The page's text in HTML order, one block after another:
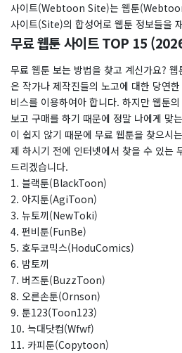
사이트(Webtoon Site)는 웹툰
사이트(Site)의 합성어로 웹툰 정보들을
무료 웹툰 사이트 TOP 15
무료 웹툰 보는 방법을 찾고 계신가요?
은 작가나 제작진들의 노고에 대한 당연
비스를 이용하여아 합니다. 하지만 웹툰
보고 구매를 하기 때문에 정말 나에게 맞
이 쉽지 않기 때문에 무료 웹툰을 찾으시
제 하시기 전에 인터넷에서 찾을 수 있는
드리겠습니다.
1. 블랙툰(BlackToon)
2. 아지툰(AgiToon)
3. 뉴토끼(NewToki)
4. 펀비툰(FunBe)
5. 호두코믹스(HoduComics)
6. 밤토끼
7. 버즈툰(BuzzToon)
8. 오른손툰(Ornson)
9. 툰123(Toon123)
10. 늑대닷컴(Wfwf)
11. 카피툰(Copytoon)